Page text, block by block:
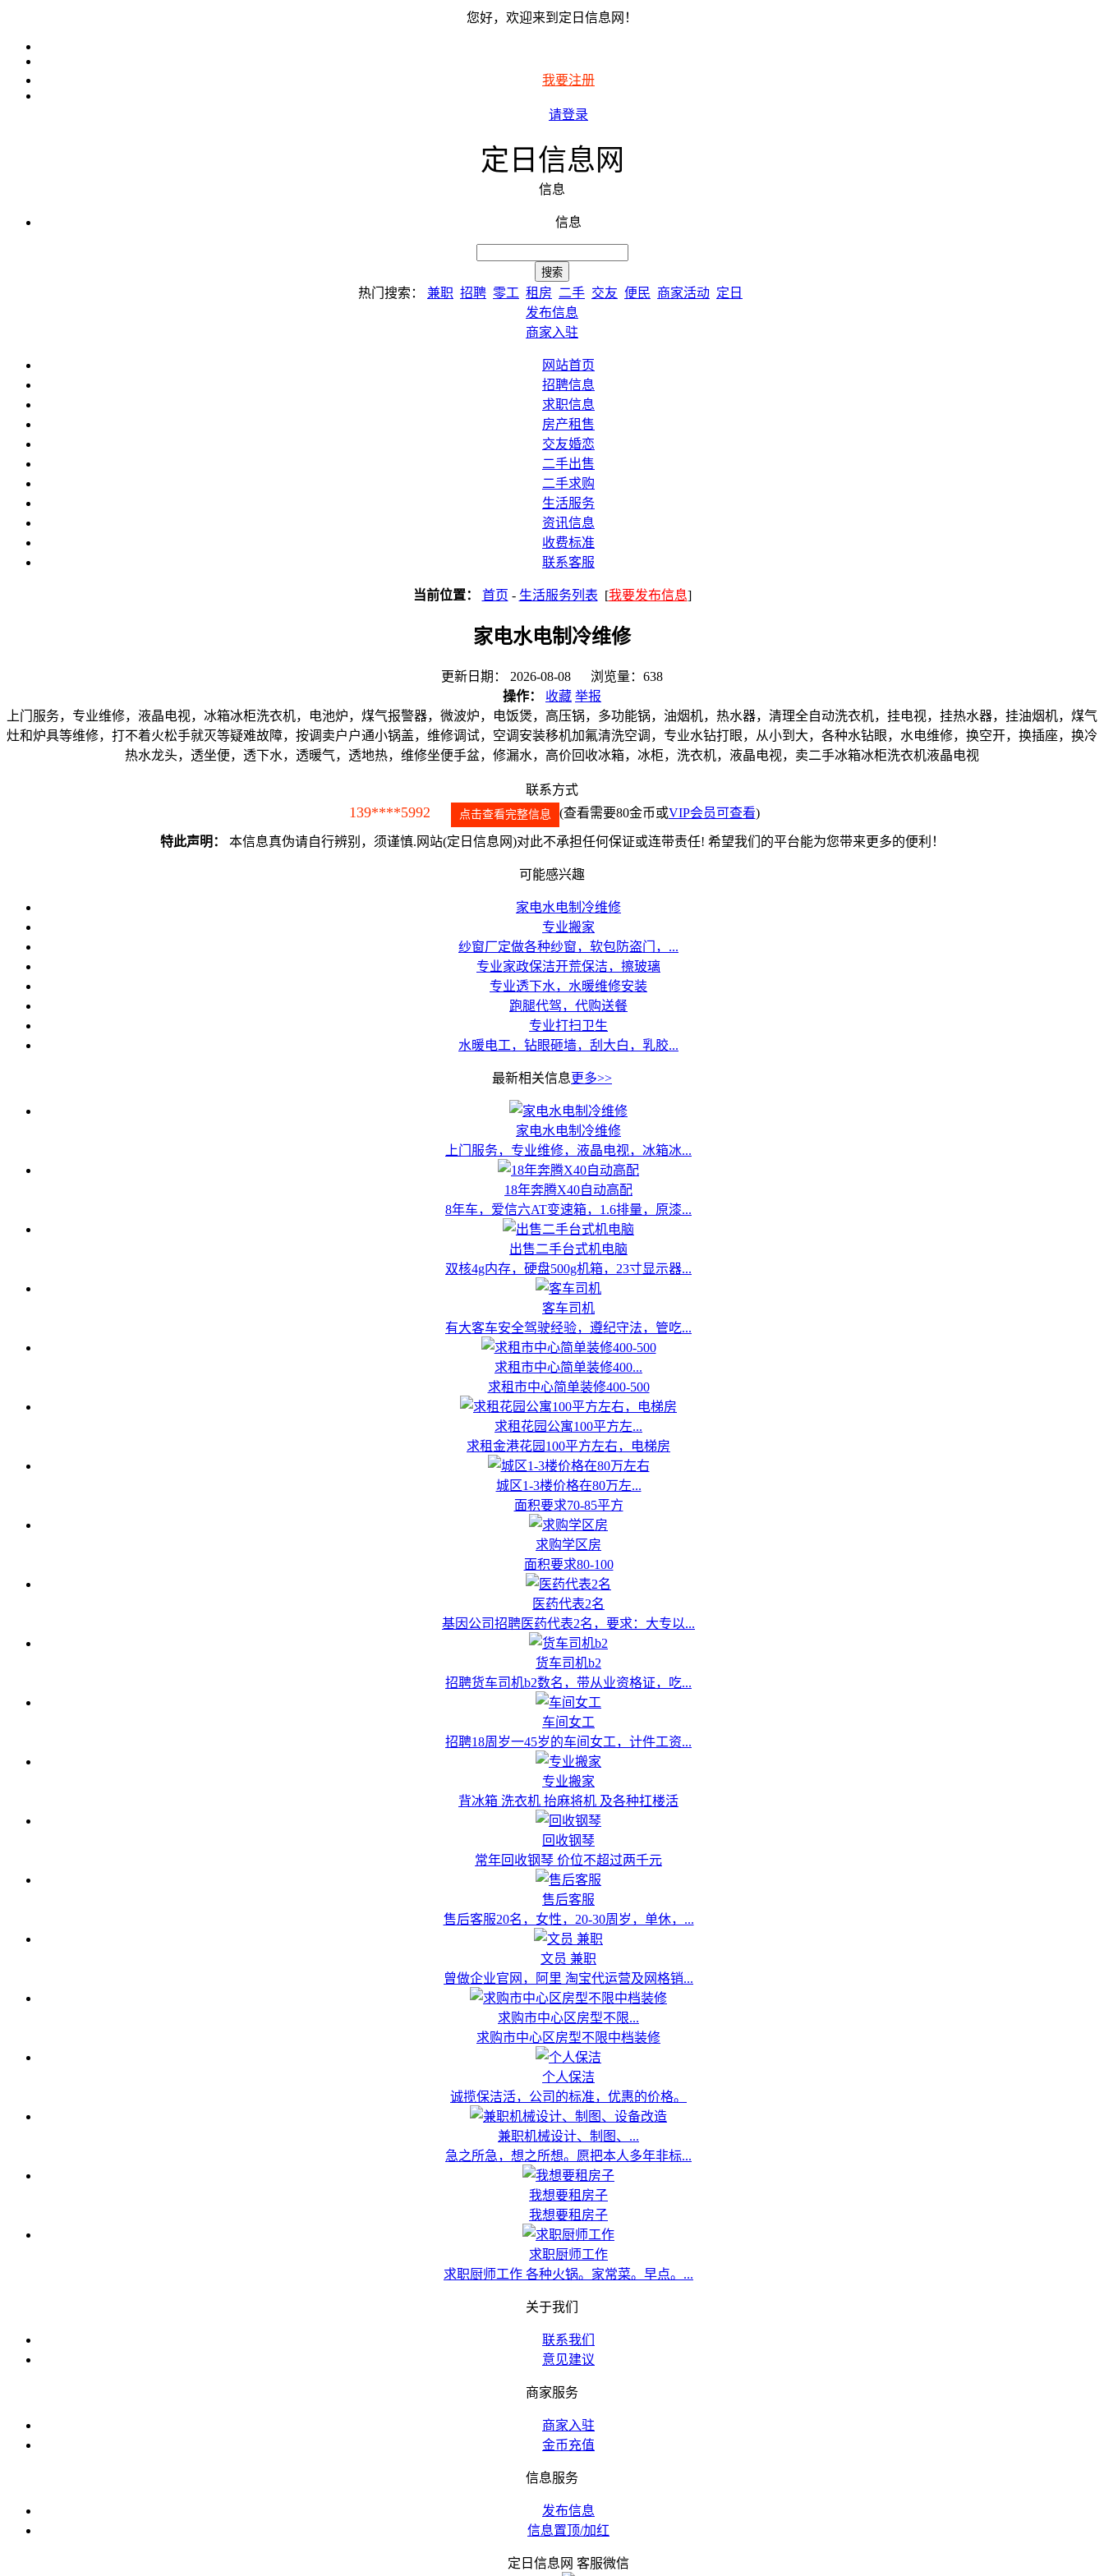
您好，欢迎来到定日信息网！
我要注册
请登录
定日信息网
信息
信息
热门搜索： 兼职 招聘 零工 租房 二手 交友 便民 商家活动 定日
发布信息
商家入驻
网站首页
招聘信息
求职信息
房产租售
交友婚恋
二手出售
二手求购
生活服务
资讯信息
收费标准
联系客服
当前位置： 首页 - 生活服务列表 [我要发布信息]
家电水电制冷维修
更新日期： 2026-08-08 浏览量：638
操作：
收藏 举报
上门服务，专业维修，液晶电视，冰箱冰柜洗衣机，电池炉，煤气报警器，微波炉，电饭煲，高压锅，多功能锅，油烟机，热水器，清理全自动洗衣机，挂电视，挂热水器，挂油烟机，煤气
灶和炉具等维修，打不着火松手就灭等疑难故障，按调卖户户通小锅盖，维修调试，空调安装移机加氟清洗空调，专业水钻打眼，从小到大，各种水钻眼，水电维修，换空开，换插座，换冷
热水龙头，透坐便，透下水，透暖气，透地热，维修坐便手盆，修漏水，高价回收冰箱，冰柜，洗衣机，液晶电视，卖二手冰箱冰柜洗衣机液晶电视
联系方式
139****5992 点击查看完整信息 (查看需要80金币或VIP会员可查看)
特此声明： 本信息真伪请自行辨别，须谨慎.网站(定日信息网)对此不承担任何保证或连带责任! 希望我们的平台能为您带来更多的便利！
可能感兴趣
家电水电制冷维修
专业搬家
纱窗厂定做各种纱窗，软包防盗门，...
专业家政保洁开荒保洁，擦玻璃
专业透下水，水暖维修安装
跑腿代驾，代购送餐
专业打扫卫生
水暖电工，钻眼砸墙，刮大白，乳胶...
最新相关信息更多>>
家电水电制冷维修
上门服务，专业维修，液晶电视，冰箱冰...
18年奔腾X40自动高配
8年车，爱信六AT变速箱，1.6排量，原漆...
出售二手台式机电脑
双核4g内存，硬盘500g机箱，23寸显示器...
客车司机
有大客车安全驾驶经验，遵纪守法，管吃...
求租市中心简单装修400...
求租市中心简单装修400-500
求租花园公寓100平方左...
求租金港花园100平方左右，电梯房
城区1-3楼价格在80万左...
面积要求70-85平方
求购学区房
面积要求80-100
医药代表2名
基因公司招聘医药代表2名，要求：大专以...
货车司机b2
招聘货车司机b2数名，带从业资格证，吃...
车间女工
招聘18周岁一45岁的车间女工，计件工资...
专业搬家
背冰箱 洗衣机 抬麻将机 及各种扛楼活
回收钢琴
常年回收钢琴 价位不超过两千元
售后客服
售后客服20名，女性，20-30周岁，单休，...
文员 兼职
曾做企业官网，阿里 淘宝代运营及网格销...
求购市中心区房型不限...
求购市中心区房型不限中档装修
个人保洁
诚揽保洁活，公司的标准，优惠的价格。
兼职机械设计、制图、...
急之所急，想之所想。愿把本人多年非标...
我想要租房子
我想要租房子
求职厨师工作
求职厨师工作 各种火锅。家常菜。早点。...
关于我们
联系我们
意见建议
商家服务
商家入驻
金币充值
信息服务
发布信息
信息置顶/加红
定日信息网 客服微信